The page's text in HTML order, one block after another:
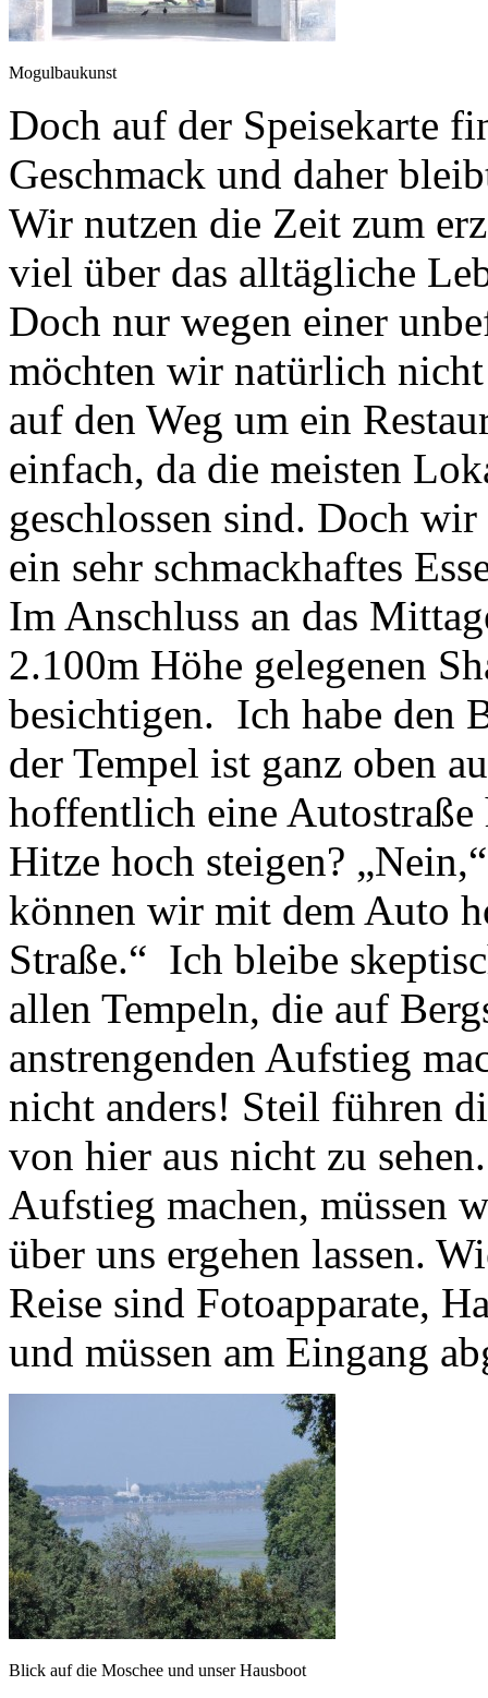
Mogulbaukunst
Doch auf der Speisekarte
Geschmack und daher
Wir nutzen die Zeit zum
viel über das alltägliche
Doch nur wegen einer
möchten wir natürlich
auf den Weg um ein
einfach, da die meisten
geschlossen sind. Doch
ein sehr schmackhaftes
Im Anschluss an das
2.100m Höhe gelegenen
besichtigen. Ich habe den
der Tempel ist ganz oben
hoffentlich eine
Hitze hoch steigen?
können wir mit dem Auto
Straße.“ Ich bleibe
allen Tempeln, die auf
anstrengenden Aufstieg
nicht anders! Steil führen
von hier aus nicht zu
Aufstieg machen, müssen
über uns ergehen lassen.
Reise sind Fotoapparate,
und müssen am Eingang
Blick auf die Moschee und unser Hausboot